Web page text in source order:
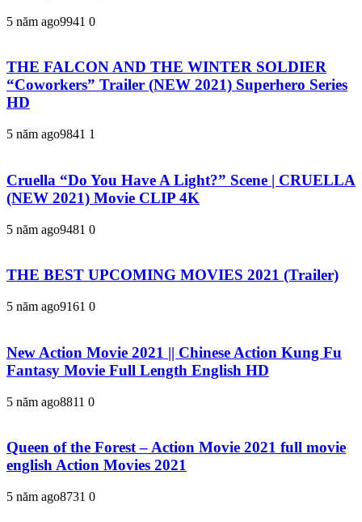
5 năm ago9941 0
THE FALCON AND THE WINTER SOLDIER
“Coworkers” Trailer (NEW 2021) Superhero Series
HD
5 năm ago9841 1
Cruella “Do You Have A Light?” Scene | CRUELLA
(NEW 2021) Movie CLIP 4K
5 năm ago9481 0
THE BEST UPCOMING MOVIES 2021 (Trailer)
5 năm ago9161 0
New Action Movie 2021 || Chinese Action Kung Fu
Fantasy Movie Full Length English HD
5 năm ago8811 0
Queen of the Forest – Action Movie 2021 full movie
english Action Movies 2021
5 năm ago8731 0